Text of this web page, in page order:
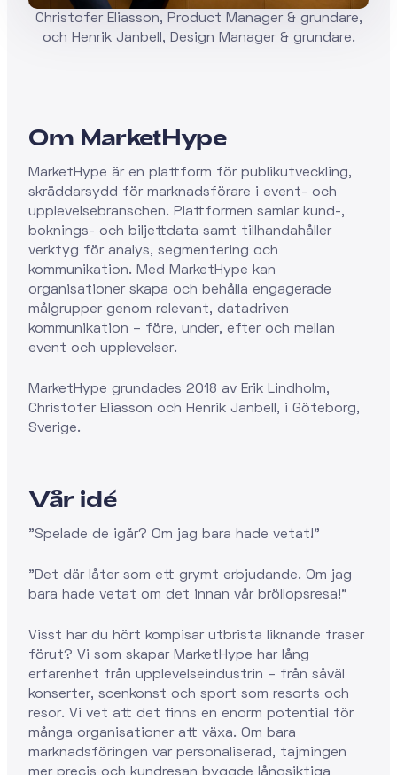
Christofer Eliasson, Product Manager & grundare,
och Henrik Janbell, Design Manager & grundare.
Om MarketHype
MarketHype är en plattform för publikutveckling,
skräddarsydd för marknadsförare i event- och
upplevelsebranschen. Plattformen samlar kund-,
boknings- och biljettdata samt tillhandahåller
verktyg för analys, segmentering och
kommunikation. Med MarketHype kan
organisationer skapa och behålla engagerade
målgrupper genom relevant, datadriven
kommunikation – före, under, efter och mellan
event och upplevelser.
MarketHype grundades 2018 av Erik Lindholm,
Christofer Eliasson och Henrik Janbell, i Göteborg,
Sverige.
Vår idé
"Spelade de igår? Om jag bara hade vetat!"
"Det där låter som ett grymt erbjudande. Om jag
bara hade vetat om det innan vår bröllopsresa!"
Visst har du hört kompisar utbrista liknande fraser
förut? Vi som skapar MarketHype har lång
erfarenhet från upplevelseindustrin – från såväl
konserter, scenkonst och sport som resorts och
resor. Vi vet att det finns en enorm potential för
många organisationer att växa. Om bara
marknadsföringen var personaliserad, tajmingen
mer precis och kundresan byggde långsiktiga